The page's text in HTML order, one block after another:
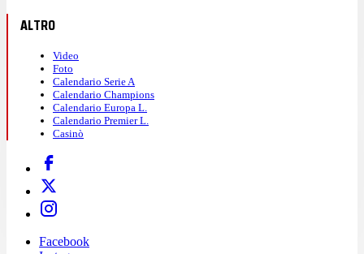
ALTRO
Video
Foto
Calendario Serie A
Calendario Champions
Calendario Europa L.
Calendario Premier L.
Casinò
Facebook